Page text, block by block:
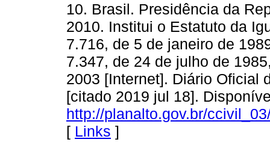
10. Brasil. Presidência da
2010. Institui o Estatuto da
7.716, de 5 de janeiro de
7.347, de 24 de julho de
2003 [Internet]. Diário Oficial
[citado 2019 jul 18].
http://planalto.gov.br/
[ Links ]